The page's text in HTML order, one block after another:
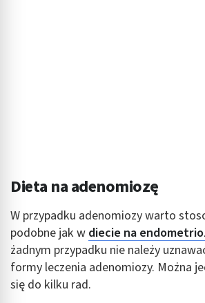
Dieta na adenomiozę
W przypadku adenomiozy warto
podobne jak w diecie na
żadnym przypadku nie należy
formy leczenia adenomiozy. Można
się do kilku rad.